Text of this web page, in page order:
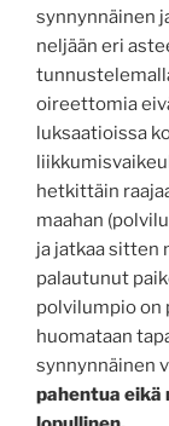
synnynnäinen
neljään eri
oireettomia
luksaatioissa
hetkittäin
maahan
ja jatkaa sitten
palautunut
polvilumpio on
huomataan
synnynnäinen
pahentua